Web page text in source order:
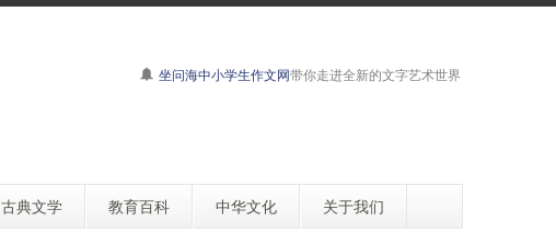
坐问海中小学生作文网带你走进全新的文字艺术世界
古典文学 教育百科 中华文化 关于我们